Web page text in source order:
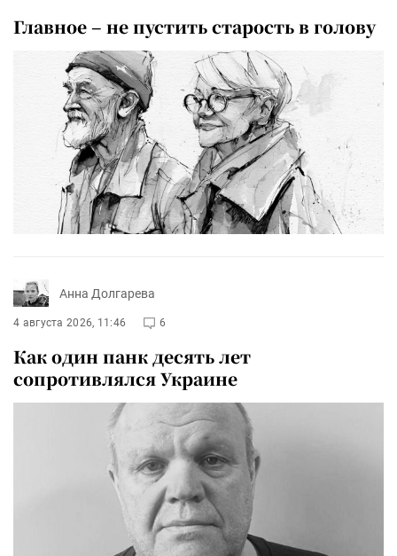
Главное – не пустить старость в голову
Анна Долгарева
4 августа 2026, 11:46 6
Как один панк десять лет
сопротивлялся Украине